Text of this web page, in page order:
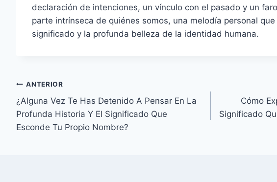
declaración de intenciones, un vínculo con el pasado y un
parte intrínseca de quiénes somos, una melodía personal
significado y la profunda belleza de la identidad humana.
Navegación
de
entradas
ANTERIOR
¿Alguna Vez Te Has Detenido A Pensar En La
Profunda Historia Y El Significado Que
Esconde Tu Propio Nombre?
Cómo
Significado